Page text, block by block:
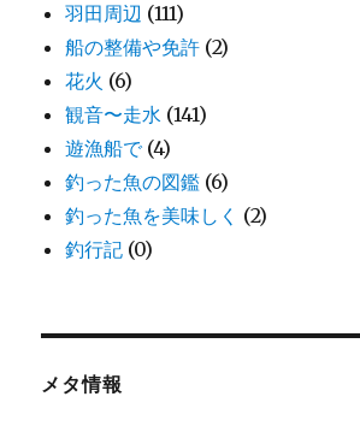
羽田周辺 (111)
船の整備や免許 (2)
花火 (6)
観音〜走水 (141)
遊漁船で(4)
釣った魚の図鑑 (6)
釣った魚を美味しく (2)
釣行記 (0)
メタ情報